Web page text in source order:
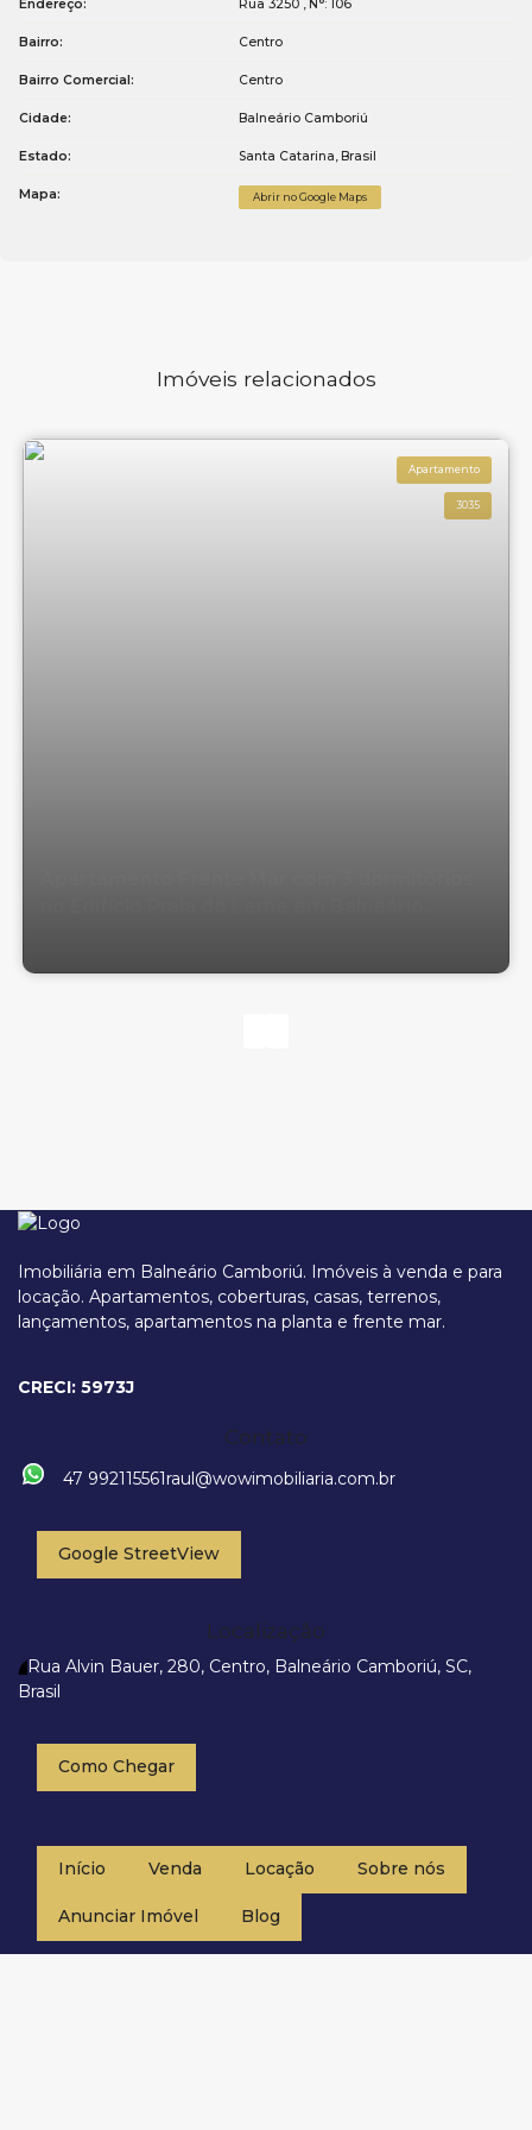
Para mais informações entre em contato com a
Endereço: Rua 3250 , N°: 106
Bairro: Centro
Bairro Comercial: Centro
Cidade: Balneário Camboriú
Estado: Santa Catarina, Brasil
Mapa: Abrir no Google Maps
Imóveis relacionados
Apartamento
3035
Imobiliária em Balneário Camboriú. Imóveis à venda e para
locação. Apartamentos, coberturas, casas, terrenos,
lançamentos, apartamentos na planta e frente mar.
CRECI: 5973J
Contato
47 992115561raul@wowimobiliaria.com.br
Google StreetView
Localização
Rua Alvin Bauer, 280, Centro, Balneário Camboriú, SC,
Brasil
Como Chegar
Início Venda Locação Sobre nós
Anunciar Imóvel Blog